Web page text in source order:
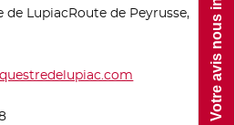
de LupiacRoute de Peyrusse,
- Nouvelle